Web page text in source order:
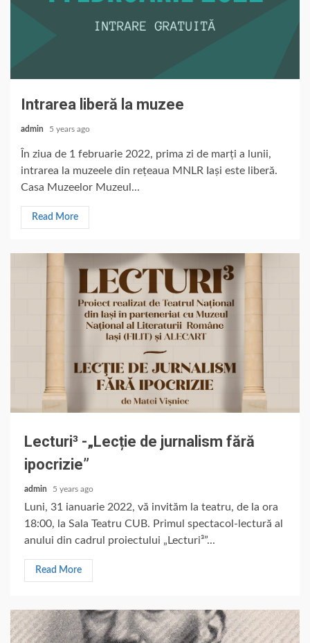
Intrarea liberă la muzee
admin 5 years ago
În ziua de 1 februarie 2022, prima zi de marți a lunii,
intrarea la muzeele din rețeaua MNLR Iași este liberă.
Casa Muzeelor Muzeul...
Read More
Lecturi³ -„Lecție de jurnalism fără
ipocrizie”
admin 5 years ago
Luni, 31 ianuarie 2022, vă invităm la teatru, de la ora
18:00, la Sala Teatru CUB. Primul spectacol-lectură al
anului din cadrul proiectului „Lecturi³”...
Read More